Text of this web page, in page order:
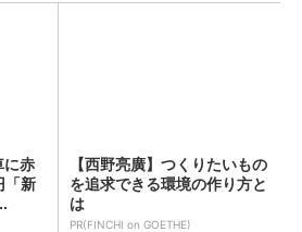
に赤
新
【西野亮廣】つくりたいもの
を追求できる環境の作り方と
は
PR(FINCHI on GOETHE)